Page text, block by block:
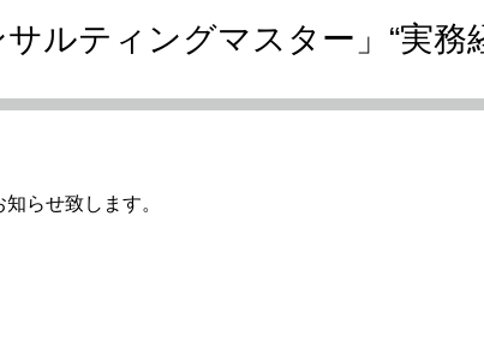
ルティングマスター」“実務
らせ致します。